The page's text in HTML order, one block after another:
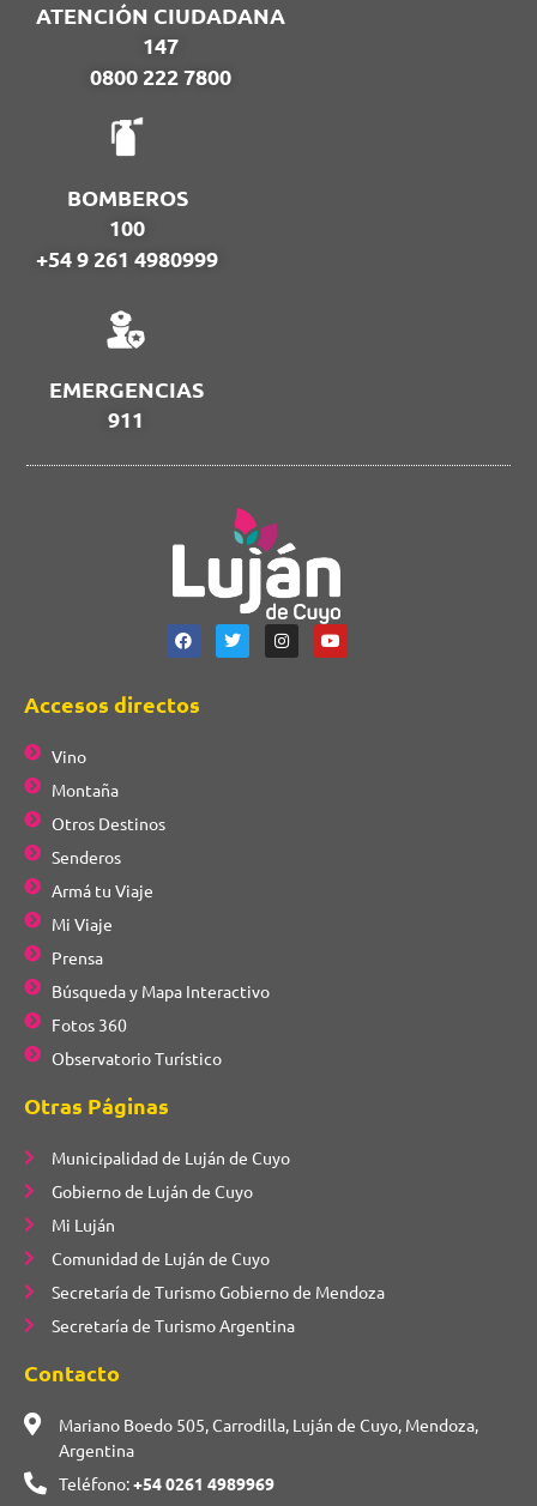
ATENCIÓN CIUDADANA
147
0800 222 7800
BOMBEROS
100
+54 9 261 4980999
EMERGENCIAS
911
Accesos directos
Vino
Montaña
Otros Destinos
Senderos
Armá tu Viaje
Mi Viaje
Prensa
Búsqueda y Mapa Interactivo
Fotos 360
Observatorio Turístico
Otras Páginas
Municipalidad de Luján de Cuyo
Gobierno de Luján de Cuyo
Mi Luján
Comunidad de Luján de Cuyo
Secretaría de Turismo Gobierno de Mendoza
Secretaría de Turismo Argentina
Contacto
Mariano Boedo 505, Carrodilla, Luján de Cuyo, Mendoza,
Argentina
Teléfono:+54 0261 4989969